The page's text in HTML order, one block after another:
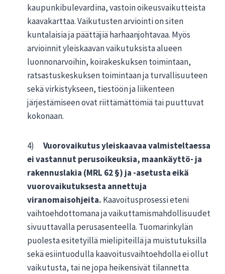
kaupunkibulevardina, vastoin oikeusvaikutteista
kaavakarttaa. Vaikutusten arviointi on siten
kuntalaisia ja päättäjiä harhaanjohtavaa. Myös
arvioinnit yleiskaavan vaikutuksista alueen
luonnonarvoihin, koirakeskuksen toimintaan,
ratsastuskeskuksen toimintaan ja turvallisuuteen
sekä virkistykseen, tiestöön ja liikenteen
järjestämiseen ovat riittämättömiä tai puuttuvat
kokonaan.
4) Vuorovaikutus yleiskaavaa valmisteltaessa
ei vastannut perusoikeuksia, maankäyttö- ja
rakennuslakia (MRL 62 §) ja -asetusta eikä
vuorovaikutuksesta annettuja
viranomaisohjeita. Kaavoitusprosessi eteni
vaihtoehdottomana ja vaikuttamismahdollisuudet
sivuuttavalla perusasenteella. Tuomarinkylän
puolesta esitetyillä mielipiteillä ja muistutuksilla
sekä esiintuodulla kaavoitusvaihtoehdolla ei ollut
vaikutusta, tai ne jopa heikensivät tilannetta